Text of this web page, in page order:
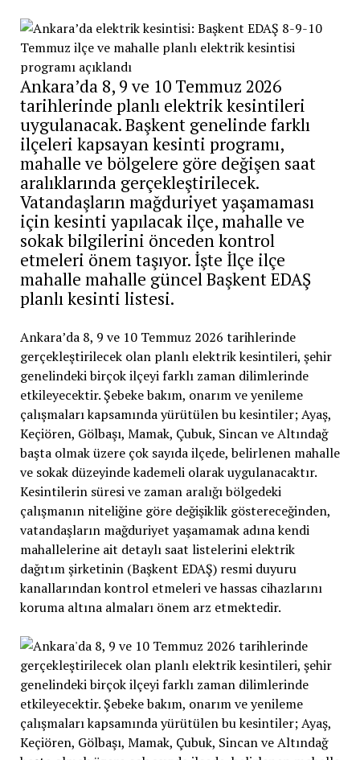
Ankara’da 8, 9 ve 10 Temmuz 2026
tarihlerinde planlı elektrik kesintileri
uygulanacak. Başkent genelinde farklı
ilçeleri kapsayan kesinti programı,
mahalle ve bölgelere göre değişen saat
aralıklarında gerçekleştirilecek.
Vatandaşların mağduriyet yaşamaması
için kesinti yapılacak ilçe, mahalle ve
sokak bilgilerini önceden kontrol
etmeleri önem taşıyor. İşte İlçe ilçe
mahalle mahalle güncel Başkent EDAŞ
planlı kesinti listesi.
Ankara’da 8, 9 ve 10 Temmuz 2026 tarihlerinde
gerçekleştirilecek olan planlı elektrik kesintileri, şehir
genelindeki birçok ilçeyi farklı zaman dilimlerinde
etkileyecektir. Şebeke bakım, onarım ve yenileme
çalışmaları kapsamında yürütülen bu kesintiler; Ayaş,
Keçiören, Gölbaşı, Mamak, Çubuk, Sincan ve Altındağ
başta olmak üzere çok sayıda ilçede, belirlenen mahalle
ve sokak düzeyinde kademeli olarak uygulanacaktır.
Kesintilerin süresi ve zaman aralığı bölgedeki
çalışmanın niteliğine göre değişiklik göstereceğinden,
vatandaşların mağduriyet yaşamamak adına kendi
mahallelerine ait detaylı saat listelerini elektrik
dağıtım şirketinin (Başkent EDAŞ) resmi duyuru
kanallarından kontrol etmeleri ve hassas cihazlarını
koruma altına almaları önem arz etmektedir.